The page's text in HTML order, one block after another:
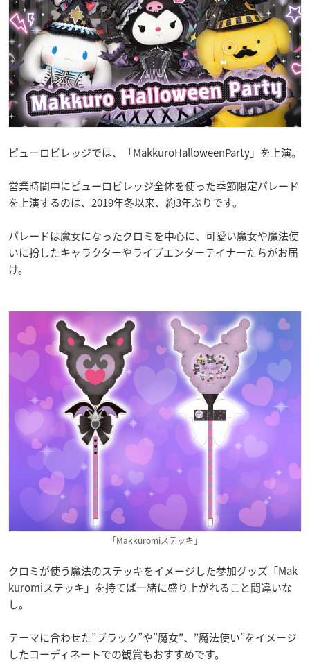
ピューロビレッジでは、「MakkuroHalloweenParty」を上演。
営業時間中にピューロビレッジ全体を使った季節限定パレード
を上演するのは、2019年冬以来、約3年ぶりです。
パレードは魔⼥になったクロミを中⼼に、可愛い魔⼥や魔法使
いに扮したキャラクターやライブエンターテイナーたちがお届
け。
「Makkuromiステッキ」
クロミが使う魔法のステッキをイメージした参加グッズ「Mak
kuromiステッキ」を持てば⼀緒に盛り上がれること間違いな
し。
テーマに合わせた”ブラック”や”魔女”、”魔法使い”をイメージ
したコーディネートでの観賞もおすすめです。